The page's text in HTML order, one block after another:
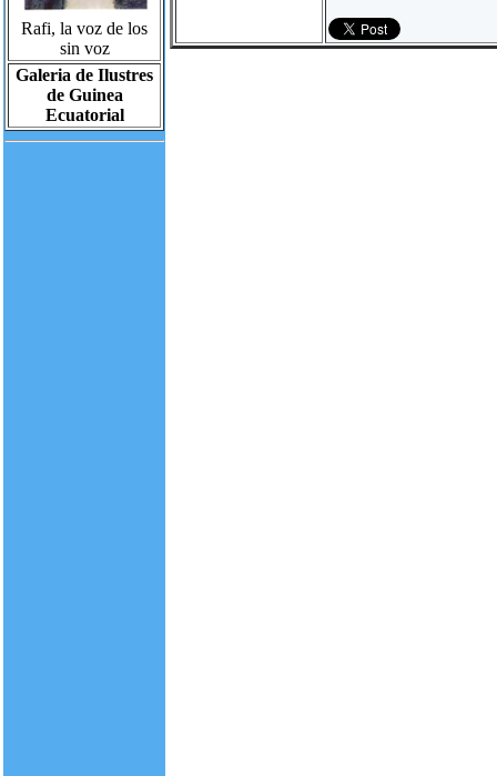
Rafi, la voz de los
sin voz
Galeria de Ilustres
de Guinea
Ecuatorial